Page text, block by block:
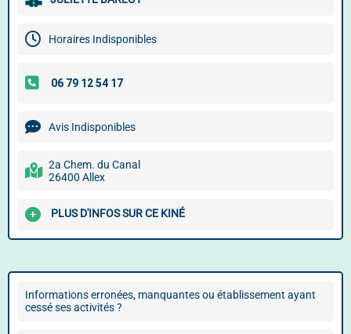
Horaires Indisponibles
Avis Indisponibles
2a Chem. du Canal
26400 Allex
PLUS D'INFOS SUR CE KINÉ
Informations erronées, manquantes ou établissement ayant
cessé ses activités ?